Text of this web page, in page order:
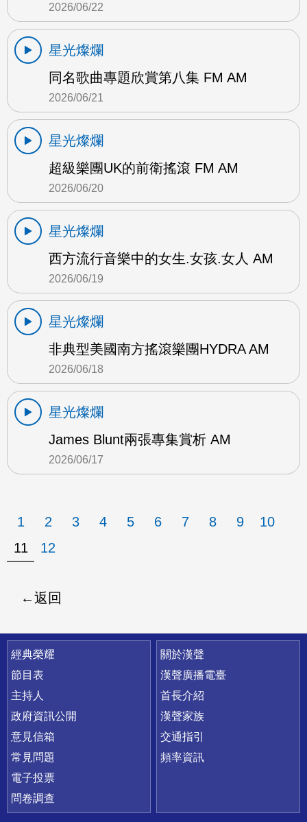
2026/06/22
星光燦爛
同名歌曲專題欣賞第八集 FM AM
2026/06/21
星光燦爛
超級樂團UK的前衛搖滾 FM AM
2026/06/20
星光燦爛
西方流行音樂中的女生.女孩.女人 AM
2026/06/19
星光燦爛
非典型美國南方搖滾樂團HYDRA AM
2026/06/18
星光燦爛
James Blunt兩張專集賞析 AM
2026/06/17
1 2 3 4 5 6 7 8 9
10
11
12
返回
快速連結
經典榮耀
節目表
主持人
政府資訊公開
意見信箱
常見問題
電子投票
問卷調查
關於漢聲
漢聲廣播電臺
首長介紹
漢聲家族
交通指引
頻率資訊